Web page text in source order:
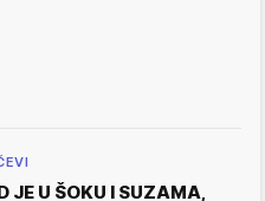
JE U ŠOKU I SUZAMA,